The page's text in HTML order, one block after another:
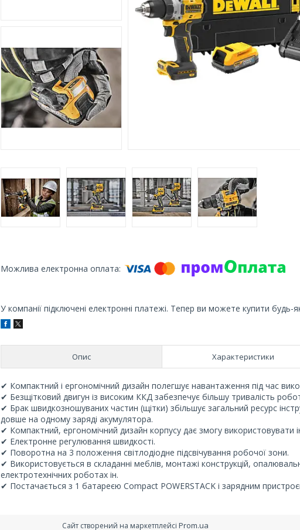
У компанії підключені електронні платежі. Тепер ви можете купити
Опис Характеристики
✔ Компактний і ергономічний дизайн полегшує навантаження під час
✔ Безщітковий двигун із високим ККД забезпечує більшу тривалість
✔ Брак швидкозношуваних частин (щітки) збільшує загальний ресурс
довше на одному заряді акумулятора.
✔ Компактний, ергономічний дизайн корпусу дає змогу використовувати
✔ Електронне регулювання швидкості.
✔ Поворотна на 3 положення світлодіодне підсвічування робочої зони.
✔ Використовується в складанні меблів, монтажі конструкцій,
електротехнічних роботах ін.
✔ Постачається з 1 батареєю Compact POWERSTACK і зарядним
Сайт створений на маркетплейсі Prom.ua